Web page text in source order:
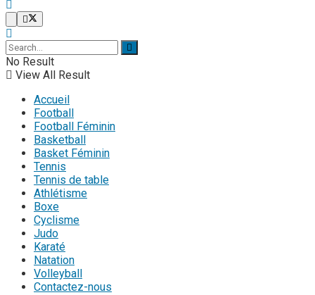
No Result
View All Result
Accueil
Football
Football Féminin
Basketball
Basket Féminin
Tennis
Tennis de table
Athlétisme
Boxe
Cyclisme
Judo
Karaté
Natation
Volleyball
Contactez-nous